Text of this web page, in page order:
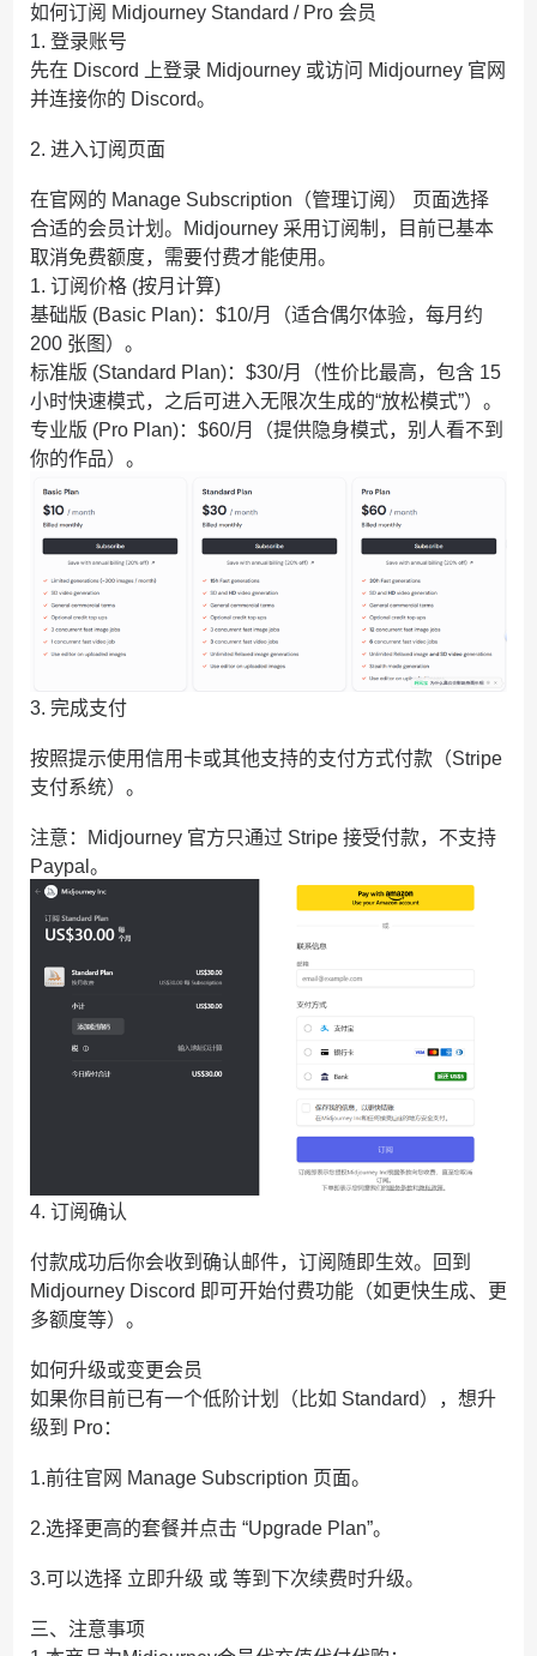
如何订阅 Midjourney Standard / Pro 会员
1. 登录账号
先在 Discord 上登录 Midjourney 或访问 Midjourney 官网
并连接你的 Discord。
2. 进入订阅页面
在官网的 Manage Subscription（管理订阅） 页面选择
合适的会员计划。Midjourney 采用订阅制，目前已基本
取消免费额度，需要付费才能使用。
1. 订阅价格 (按月计算)
基础版 (Basic Plan)：$10/月（适合偶尔体验，每月约
200 张图）。
标准版 (Standard Plan)：$30/月（性价比最高，包含 15
小时快速模式，之后可进入无限次生成的“放松模式”）。
专业版 (Pro Plan)：$60/月（提供隐身模式，别人看不到
你的作品）。
3. 完成支付
按照提示使用信用卡或其他支持的支付方式付款（Stripe
支付系统）。
注意：Midjourney 官方只通过 Stripe 接受付款，不支持
Paypal。
4. 订阅确认
付款成功后你会收到确认邮件，订阅随即生效。回到
Midjourney Discord 即可开始付费功能（如更快生成、更
多额度等）。
如何升级或变更会员
如果你目前已有一个低阶计划（比如 Standard），想升
级到 Pro：
1.前往官网 Manage Subscription 页面。
2.选择更高的套餐并点击 “Upgrade Plan”。
3.可以选择 立即升级 或 等到下次续费时升级。
三、注意事项